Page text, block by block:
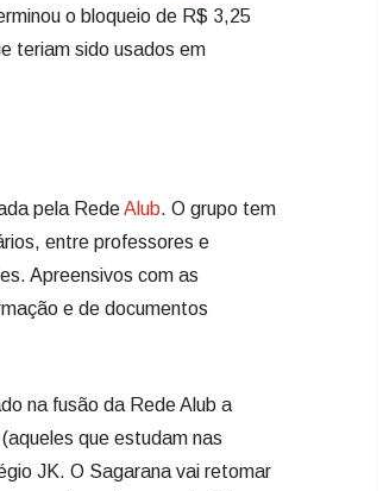
o bloqueio de R$ 3,25
teriam sido usados em
pela RedeAlub. O grupo tem
entre professores e
Apreensivos com as
e de documentos
na fusão da Rede Alub a
que estudam nas
JK. O Sagarana vai retomar